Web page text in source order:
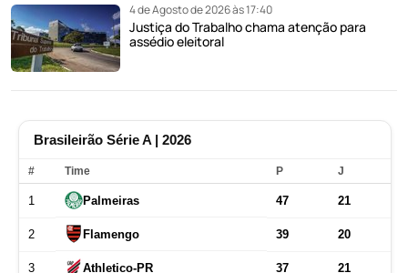
4 de Agosto de 2026 às 17:40
Justiça do Trabalho chama atenção para
assédio eleitoral